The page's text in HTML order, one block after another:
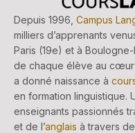
Depuis 1996, Campus
milliers d’apprenants
Paris (19e) et à
de chaque élève au cœur
a donné naissance à
en formation linguistique.
enseignants passionnés
et de l’anglais à travers